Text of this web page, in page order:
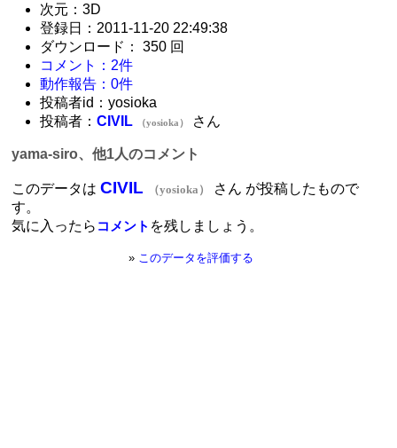
次元：3D
登録日：2011-11-20 22:49:38
ダウンロード： 350 回
コメント：2件
動作報告：0件
投稿者id：yosioka
投稿者：CIVIL （yosioka） さん
yama-siro、他1人のコメント
このデータはCIVIL （yosioka）
さん が投稿したもので
す。
気に入ったら コメント を残しましょう。
» このデータを評価する